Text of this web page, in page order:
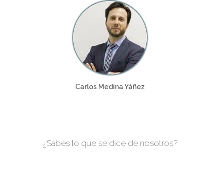
Carlos Medina Yáñez
¿Sabes lo que se dice de nosotros?